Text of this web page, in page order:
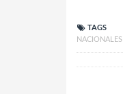
TAGS
NACIONALES